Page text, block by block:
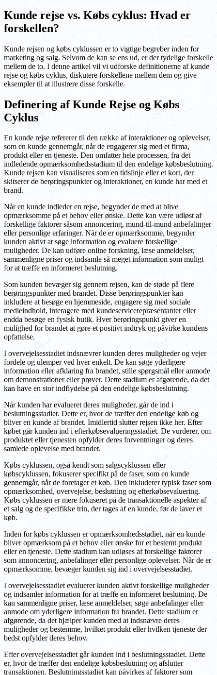
Kunde rejse vs. Købs cyklus: Hvad er
forskellen?
Kunde rejsen og købs cyklussen er to vigtige begreber inden for
marketing og salg. Selvom de kan se ens ud, er der tydelige forskelle
mellem de to. I denne artikel vil vi udforske definitionerne af kunde
rejse og købs cyklus, diskutere forskellene mellem dem og give
eksempler til at illustrere disse forskelle.
Definering af Kunde Rejse og Købs
Cyklus
En kunde rejse refererer til den række af interaktioner og oplevelser,
som en kunde gennemgår, når de engagerer sig med et firma,
produkt eller en tjeneste. Den omfatter hele processen, fra det
indledende opmærksomhedsstadium til den endelige købsbeslutning.
Kunde rejsen kan visualiseres som en tidslinje eller et kort, der
skitserer de berøringspunkter og interaktioner, en kunde har med et
brand.
Når en kunde indleder en rejse, begynder de med at blive
opmærksomme på et behov eller ønske. Dette kan være udløst af
forskellige faktorer såsom annoncering, mund-til-mund anbefalinger
eller personlige erfaringer. Når de er opmærksomme, begynder
kunden aktivt at søge information og evaluere forskellige
muligheder. De kan udføre online forskning, læse anmeldelser,
sammenligne priser og indsamle så meget information som muligt
for at træffe en informeret beslutning.
Som kunden bevæger sig gennem rejsen, kan de støde på flere
berøringspunkter med brandet. Disse berøringspunkter kan
inkludere at besøge en hjemmeside, engagere sig med sociale
medieindhold, interagere med kundeservicerepræsentanter eller
endda besøge en fysisk butik. Hver berøringspunkt giver en
mulighed for brandet at gøre et positivt indtryk og påvirke kundens
opfattelse.
I overvejelsesstadiet indsnævrer kunden deres muligheder og vejer
fordele og ulemper ved hver enkelt. De kan søge yderligere
information eller afklaring fra brandet, stille spørgsmål eller anmode
om demonstrationer eller prøver. Dette stadium er afgørende, da det
kan have en stor indflydelse på den endelige købsbeslutning.
Når kunden har evalueret deres muligheder, går de ind i
beslutningsstadiet. Dette er, hvor de træffer den endelige køb og
bliver en kunde af brandet. Imidlertid slutter rejsen ikke her. Efter
købet går kunden ind i efterkøbsevalueringsstadiet. De vurderer, om
produktet eller tjenesten opfylder deres forventninger og deres
samlede oplevelse med brandet.
Købs cyklussen, også kendt som salgscyklussen eller
købscyklussen, fokuserer specifikt på de faser, som en kunde
gennemgår, når de foretager et køb. Den inkluderer typisk faser som
opmærksomhed, overvejelse, beslutning og efterkøbsevaluering.
Købs cyklussen er mere fokuseret på de transaktionelle aspekter af
et salg og de specifikke trin, der tages af en kunde, før de laver et
køb.
Inden for købs cyklussen er opmærksomhedsstadiet, når en kunde
bliver opmærksom på et behov eller ønske for et bestemt produkt
eller en tjeneste. Dette stadium kan udløses af forskellige faktorer
som annoncering, anbefalinger eller personlige oplevelser. Når de er
opmærksomme, bevæger kunden sig ind i overvejelsesstadiet.
I overvejelsesstadiet evaluerer kunden aktivt forskellige muligheder
og indsamler information for at træffe en informeret beslutning. De
kan sammenligne priser, læse anmeldelser, søge anbefalinger eller
anmode om yderligere information fra brandet. Dette stadium er
afgørende, da det hjælper kunden med at indsnævre deres
muligheder og bestemme, hvilket produkt eller hvilken tjeneste der
bedst opfylder deres behov.
Efter overvejelsesstadiet går kunden ind i beslutningsstadiet. Dette
er, hvor de træffer den endelige købsbeslutning og afslutter
transaktionen. Beslutningsstadiet kan påvirkes af faktorer som